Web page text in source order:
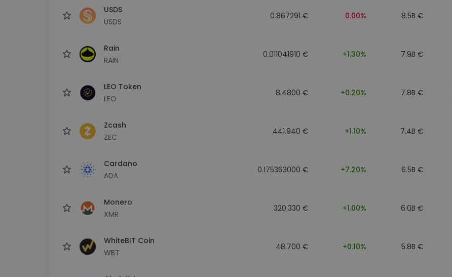
USDS
USDS
0.867291 € 0.00% 8.5B €
Rain
RAIN
0.011041910 € +1.30% 7.9B €
LEO Token
LEO
8.4800 € +0.20% 7.8B €
Zcash
ZEC
441.940 € +1.10% 7.4B €
Cardano
ADA
0.175363000 € +7.20% 6.5B €
Monero
XMR
320.330 € +1.00% 6.0B €
WhiteBIT Coin
WBT
48.700 € +0.10% 5.8B €